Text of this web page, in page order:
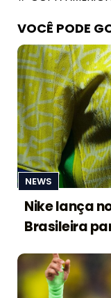
VOCÊ PODE
NEWS
Nike lança
Brasileira